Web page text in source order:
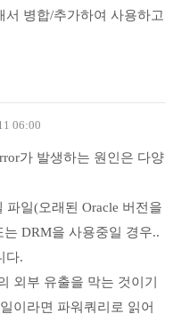
서 병합/추가하여 사용하고
06:00
가 발생하는 원인은 다양
파일(오래된 Oracle 버전을
DRM을 사용중일 경우..
다.
외부 유출을 막는 것이기
이라면 파워쿼리로 읽어